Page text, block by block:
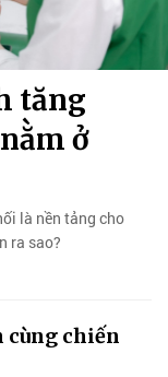
tăng
ở
là nền tảng cho
ra sao?
cùng chiến